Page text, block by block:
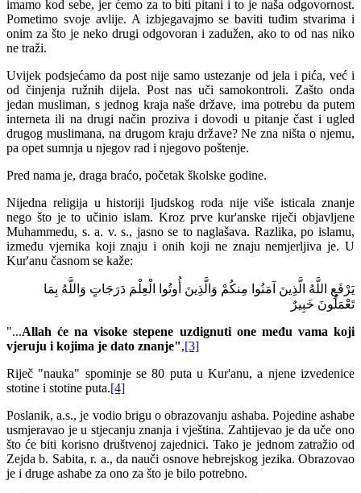
imamo kod sebe, jer ćemo za to biti pitani i to je naša odgovornost.
Pometimo svoje avlije. A izbjegavajmo se baviti tuđim stvarima i
onim za što je neko drugi odgovoran i zadužen, ako to od nas niko
ne traži.
Uvijek podsjećamo da post nije samo ustezanje od jela i pića, već i
od činjenja ružnih dijela. Post nas uči samokontroli. Zašto onda
jedan musliman, s jednog kraja naše države, ima potrebu da putem
interneta ili na drugi način proziva i dovodi u pitanje čast i ugled
drugog muslimana, na drugom kraju države? Ne zna ništa o njemu,
pa opet sumnja u njegov rad i njegovo poštenje.
Pred nama je, draga braćo, početak školske godine.
Nijedna religija u historiji ljudskog roda nije više isticala znanje
nego što je to učinio islam. Kroz prve kur'anske riječi objavljene
Muhammedu, s. a. v. s., jasno se to naglašava. Razlika, po islamu,
između vjernika koji znaju i onih koji ne znaju nemjerljiva je. U
Kur'anu časnom se kaže:
يَرْفَعِ اللَّهُ الَّذِينَ آمَنُوا مِنكُمْ وَالَّذِينَ أُوتُوا الْعِلْمَ دَرَجَاتٍ وَاللَّهُ بِمَا
تَعْمَلُونَ خَبِيرٌ
"...Allah će na visoke stepene uzdignuti one među vama koji
vjeruju i kojima je dato znanje",[3]
Riječ "nauka" spominje se 80 puta u Kur'anu, a njene izvedenice
stotine i stotine puta.[4]
Poslanik, a.s., je vodio brigu o obrazovanju ashaba. Pojedine ashabe
usmjeravao je u stjecanju znanja i vještina. Zahtijevao je da uče ono
što će biti korisno društvenoj zajednici. Tako je jednom zatražio od
Zejda b. Sabita, r. a., da nauči osnove hebrejskog jezika. Obrazovao
je i druge ashabe za ono za što je bilo potrebno.